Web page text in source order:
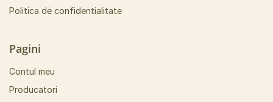
Politica de confidentialitate
Pagini
Contul meu
Producatori